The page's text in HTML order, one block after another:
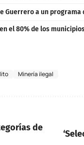
Guerrero a un
el 80% de los
Minería ilegal
de